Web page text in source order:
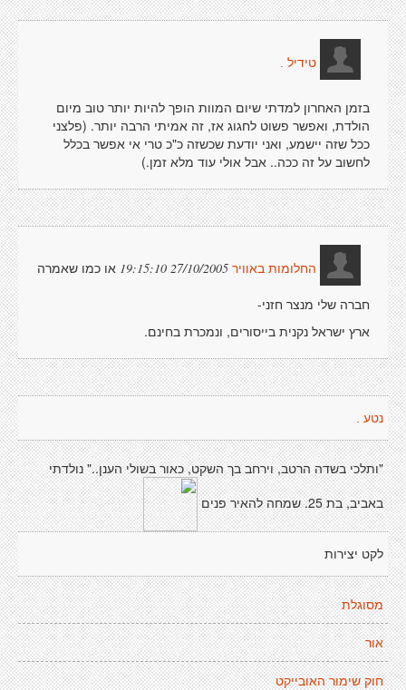
טידיל .
בזמן האחרון למדתי שיום המוות הופך להיות יותר טוב מיום
הולדת, ואפשר פשוט לחגוג אז, זה אמיתי הרבה יותר. (פלצני
ככל שזה יישמע, ואני יודעת שכשזה כ"כ טרי אי אפשר בכלל
לחשוב על זה ככה.. אבל אולי עוד מלא זמן.)
החלומות באוויר 27/10/2005 19:15:10
או כמו שאמרה
חברה שלי מנצר חזני-
ארץ ישראל נקנית בייסורים, ונמכרת בחינם.
נטע .
"ותלכי בשדה הרטב, וירחב בך השקט, כאור בשולי הענן.." נולדתי
באביב, בת 25. שמחה להאיר פנים
לקט יצירות
מסוגלת
אור
חוק שימור האובייקט